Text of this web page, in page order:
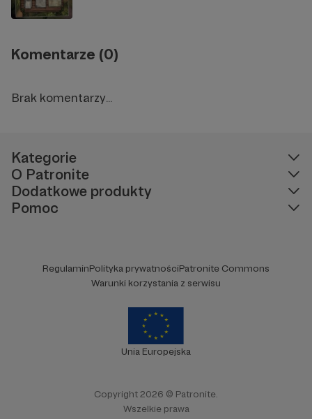
Komentarze (0)
Brak komentarzy...
Kategorie
O Patronite
Dodatkowe produkty
Pomoc
RegulaminPolityka prywatnościPatronite Commons
Warunki korzystania z serwisu
Unia Europejska
Copyright 2026 © Patronite.
Wszelkie prawa